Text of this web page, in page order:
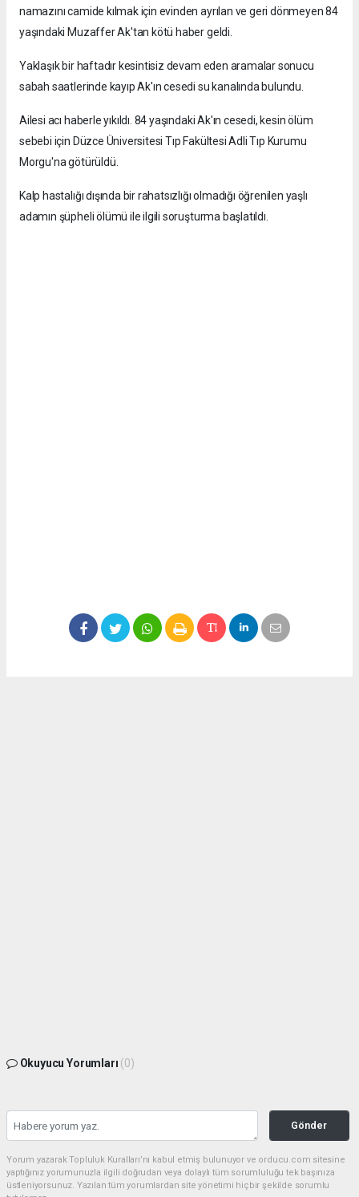
namazını camide kılmak için evinden ayrılan ve geri dönmeyen 84
yaşındaki Muzaffer Ak'tan kötü haber geldi.
Yaklaşık bir haftadır kesintisiz devam eden aramalar sonucu
sabah saatlerinde kayıp Ak'ın cesedi su kanalında bulundu.
Ailesi acı haberle yıkıldı. 84 yaşındaki Ak'ın cesedi, kesin ölüm
sebebi için Düzce Üniversitesi Tıp Fakültesi Adli Tıp Kurumu
Morgu'na götürüldü.
Kalp hastalığı dışında bir rahatsızlığı olmadığı öğrenilen yaşlı
adamın şüpheli ölümü ile ilgili soruşturma başlatıldı.
Okuyucu Yorumları (0)
Gönder
Yorum yazarak Topluluk Kuralları’nı kabul etmiş bulunuyor ve orducu.com sitesine
yaptığınız yorumunuzla ilgili doğrudan veya dolaylı tüm sorumluluğu tek başınıza
üstleniyorsunuz. Yazılan tüm yorumlardan site yönetimi hiçbir şekilde sorumlu